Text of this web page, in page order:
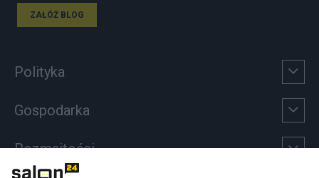
ZAŁÓŻ BLOG
Polityka
Gospodarka
Rozmaitości